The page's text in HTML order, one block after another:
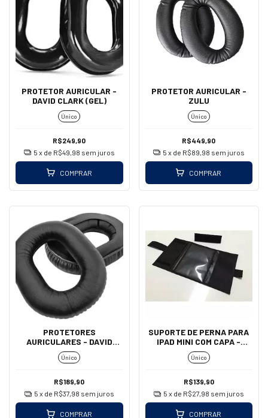
PROTETOR AURICULAR -
DAVID CLARK (GEL)
Único
R$249,90
5 x de R$49,98 sem juros
COMPRAR
PROTETOR AURICULAR -
ZULU
Único
R$449,90
5 x de R$89,98 sem juros
COMPRAR
PROTETORES
AURICULARES - DAVID
CLARK (COURO/PARALELO)
Único
R$189,90
5 x de R$37,98 sem juros
COMPRAR
SUPORTE DE PERNA PARA
IPAD MINI COM CAPA -
AEROAIR
Único
R$139,90
5 x de R$27,98 sem juros
COMPRAR